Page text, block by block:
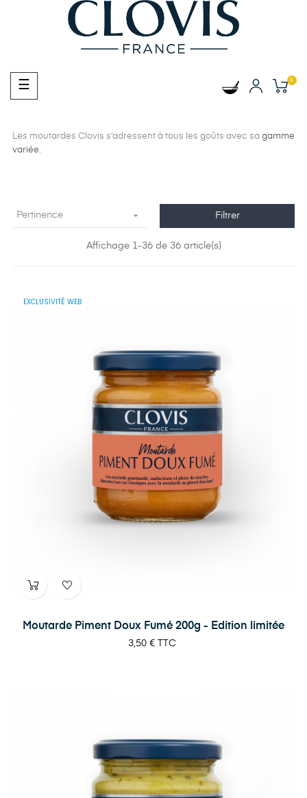
Basculer
la
☰ 0
Les moutardes Clovis s’adressent à tous les goûts avec sa gamme
variée.
Pertinence  Filtrer
Affichage 1-36 de 36 article(s)
EXCLUSIVITÉ WEB
Moutarde Piment Doux Fumé 200g - Edition limitée
Prix
3,50 € TTC